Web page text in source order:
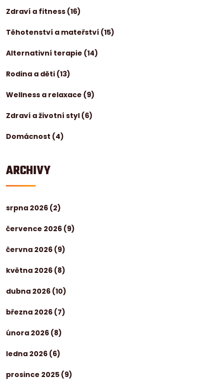
Zdraví a fitness (16)
Těhotenství a mateřství (15)
Alternativní terapie (14)
Rodina a děti (13)
Wellness a relaxace (9)
Zdraví a životní styl (6)
Domácnost (4)
ARCHIVY
srpna 2026 (2)
července 2026 (9)
června 2026 (9)
května 2026 (8)
dubna 2026 (10)
března 2026 (7)
února 2026 (8)
ledna 2026 (6)
prosince 2025 (9)